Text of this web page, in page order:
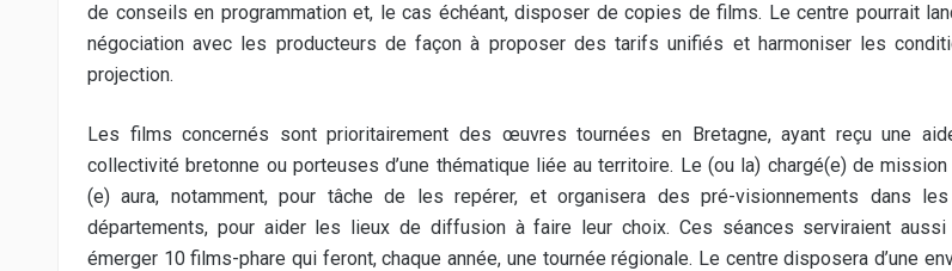
de conseils en programmation et, le cas échéant, disposer de copies de films. Le centre pourrait
négociation avec les producteurs de façon à proposer des tarifs unifiés et harmoniser les
projection.
Les films concernés sont prioritairement des œuvres tournées en Bretagne, ayant reçu une
collectivité bretonne ou porteuses d’une thématique liée au territoire. Le (ou la) chargé(e) de mission
(e) aura, notamment, pour tâche de les repérer, et organisera des pré-visionnements dans
départements, pour aider les lieux de diffusion à faire leur choix. Ces séances serviraient
émerger 10 films-phare qui feront, chaque année, une tournée régionale. Le centre disposera d’une